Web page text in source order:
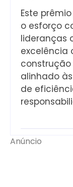
Este
o esforço
lideranças
excelência
alinhado
de
Anúncio